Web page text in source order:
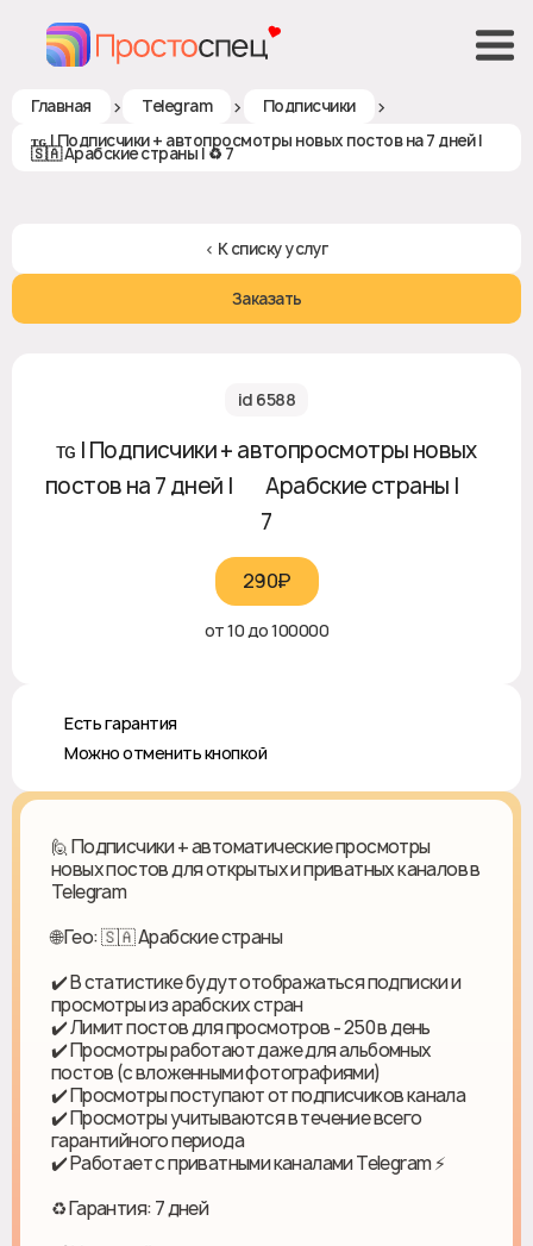
Главная > Telegram > Подписчики >
ᴛɢ | Подписчики + автопросмотры новых постов на 7 дней |
🇸🇦 Арабские страны | ♻ 7
< К списку услуг
Заказать
id 6588
ᴛɢ | Подписчики + автопросмотры новых
постов на 7 дней | 🇸🇦 Арабские страны | ♻
7
290₽‎
от 10 до 100000
♻️ Есть гарантия
❎ Можно отменить кнопкой
🙋 Подписчики + автоматические просмотры
новых постов для открытых и приватных каналов в
Telegram
🌐 Гео: 🇸🇦 Арабские страны
✔️ В статистике будут отображаться подписки и
просмотры из арабских стран
✔️ Лимит постов для просмотров - 250 в день
✔️ Просмотры работают даже для альбомных
постов (с вложенными фотографиями)
✔️ Просмотры поступают от подписчиков канала
✔️ Просмотры учитываются в течение всего
гарантийного периода
✔️ Работает с приватными каналами Telegram ⚡️
♻ Гарантия: 7 дней